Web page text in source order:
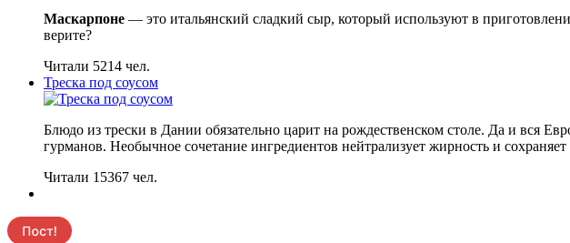
Маскарпоне — это итальянский сладкий сыр, который используют в
верите?
Читали 5214 чел.
Треска под соусом
Блюдо из трески в Дании обязательно царит на рождественском столе. Да и вся
гурманов. Необычное сочетание ингредиентов нейтрализует жирность и
Читали 15367 чел.